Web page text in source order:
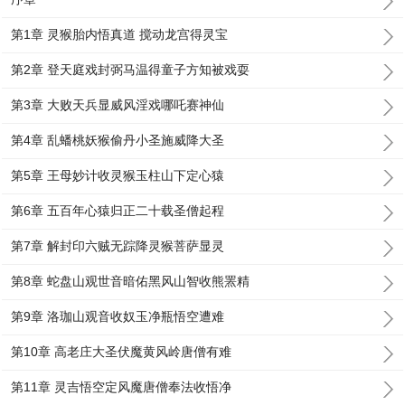
第1章 灵猴胎内悟真道 搅动龙宫得灵宝
第2章 登天庭戏封弼马温得童子方知被戏耍
第3章 大败天兵显威风淫戏哪吒赛神仙
第4章 乱蟠桃妖猴偷丹小圣施威降大圣
第5章 王母妙计收灵猴玉柱山下定心猿
第6章 五百年心猿归正二十载圣僧起程
第7章 解封印六贼无踪降灵猴菩萨显灵
第8章 蛇盘山观世音暗佑黑风山智收熊罴精
第9章 洛珈山观音收奴玉净瓶悟空遭难
第10章 高老庄大圣伏魔黄风岭唐僧有难
第11章 灵吉悟空定风魔唐僧奉法收悟净